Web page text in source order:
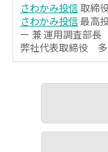
さわかみ投信 取締
さわかみ投信 最高
ー 兼 運用調査部
弊社代表取締役